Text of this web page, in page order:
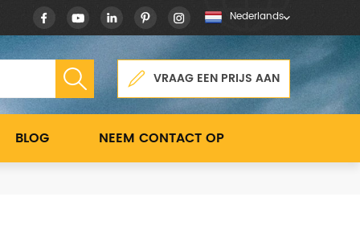
Nederlands
VRAAG EEN PRIJS AAN
BLOG NEEM CONTACT OP